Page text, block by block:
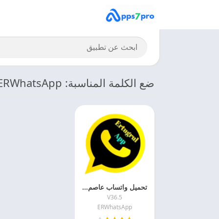
ضع الكلمة المناسبة: ERWhatsApp واتساب
تحميل واتساب عاصم محجوب 2026 ERWhatsApp APK اخر اصدار مجانا
V36.5
ERWhatsApp